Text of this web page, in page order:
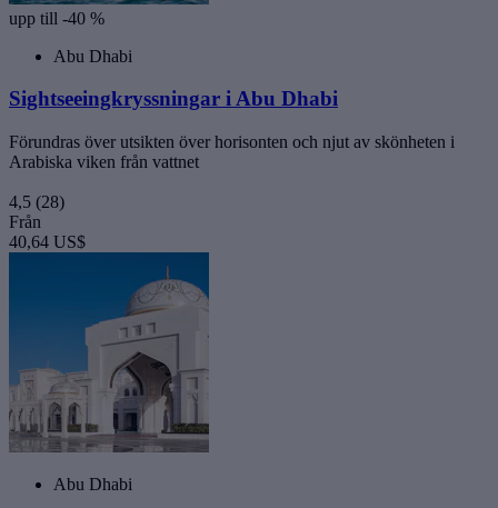
upp till -40 %
Abu Dhabi
Sightseeingkryssningar i Abu Dhabi
Förundras över utsikten över horisonten och njut av skönheten i
Arabiska viken från vattnet
4,5 (28)
Från
40,64 US$
Abu Dhabi